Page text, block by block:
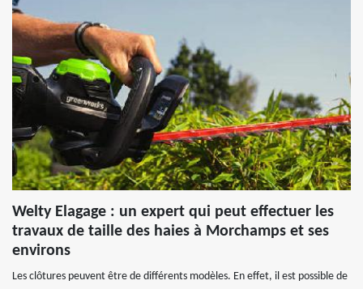
Welty Elagage : un expert qui peut effectuer les
travaux de taille des haies à Morchamps et ses
environs
Les clôtures peuvent être de différents modèles. En effet, il est possible de